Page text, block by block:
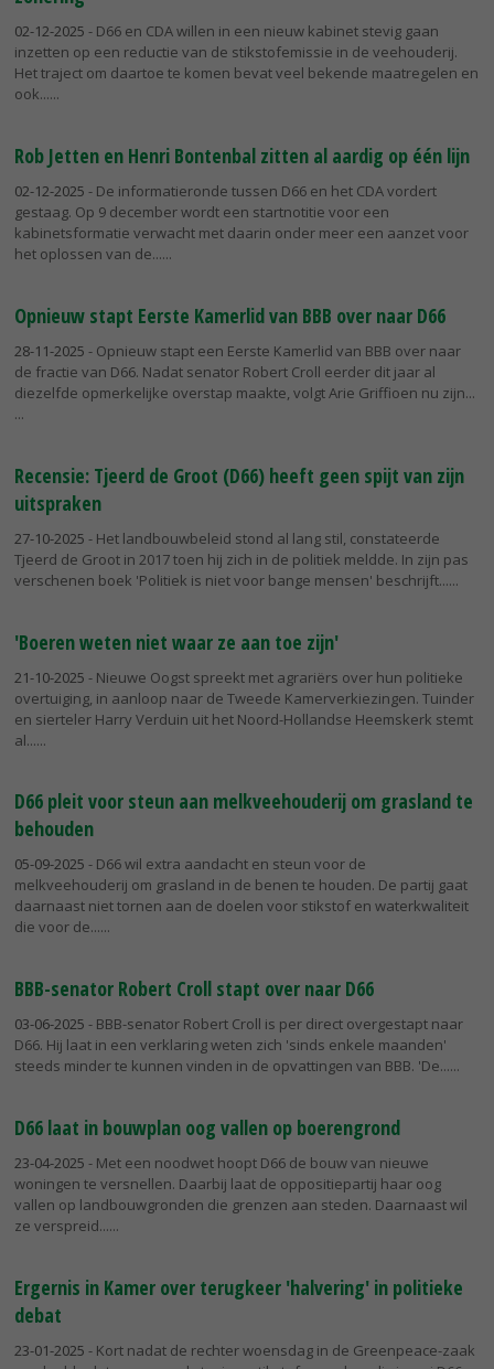
02-12-2025 - D66 en CDA willen in een nieuw kabinet stevig gaan
inzetten op een reductie van de stikstofemissie in de veehouderij.
Het traject om daartoe te komen bevat veel bekende maatregelen en
ook...
Rob Jetten en Henri Bontenbal zitten al aardig op één lijn
02-12-2025 - De informatieronde tussen D66 en het CDA vordert
gestaag. Op 9 december wordt een startnotitie voor een
kabinetsformatie verwacht met daarin onder meer een aanzet voor
het oplossen van de...
Opnieuw stapt Eerste Kamerlid van BBB over naar D66
28-11-2025 - Opnieuw stapt een Eerste Kamerlid van BBB over naar
de fractie van D66. Nadat senator Robert Croll eerder dit jaar al
diezelfde opmerkelijke overstap maakte, volgt Arie Griffioen nu zijn...
Recensie: Tjeerd de Groot (D66) heeft geen spijt van zijn
uitspraken
27-10-2025 - Het landbouwbeleid stond al lang stil, constateerde
Tjeerd de Groot in 2017 toen hij zich in de politiek meldde. In zijn pas
verschenen boek 'Politiek is niet voor bange mensen' beschrijft...
'Boeren weten niet waar ze aan toe zijn'
21-10-2025 - Nieuwe Oogst spreekt met agrariërs over hun politieke
overtuiging, in aanloop naar de Tweede Kamerverkiezingen. Tuinder
en sierteler Harry Verduin uit het Noord-Hollandse Heemskerk stemt
al...
D66 pleit voor steun aan melkveehouderij om grasland te
behouden
05-09-2025 - D66 wil extra aandacht en steun voor de
melkveehouderij om grasland in de benen te houden. De partij gaat
daarnaast niet tornen aan de doelen voor stikstof en waterkwaliteit
die voor de...
BBB-senator Robert Croll stapt over naar D66
03-06-2025 - BBB-senator Robert Croll is per direct overgestapt naar
D66. Hij laat in een verklaring weten zich 'sinds enkele maanden'
steeds minder te kunnen vinden in de opvattingen van BBB. 'De...
D66 laat in bouwplan oog vallen op boerengrond
23-04-2025 - Met een noodwet hoopt D66 de bouw van nieuwe
woningen te versnellen. Daarbij laat de oppositiepartij haar oog
vallen op landbouwgronden die grenzen aan steden. Daarnaast wil
ze verspreid...
Ergernis in Kamer over terugkeer 'halvering' in politieke
debat
23-01-2025 - Kort nadat de rechter woensdag in de Greenpeace-zaak